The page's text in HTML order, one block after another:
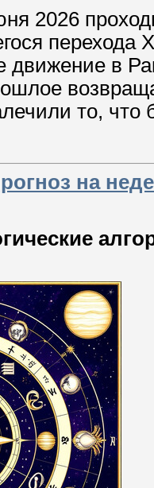
2026
движение в
то, что
на